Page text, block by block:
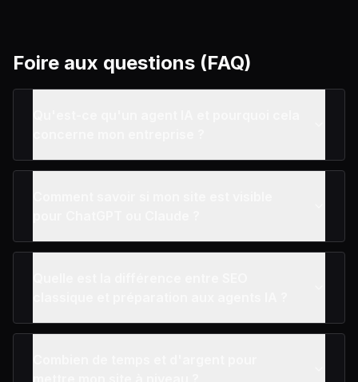
Foire aux questions (FAQ)